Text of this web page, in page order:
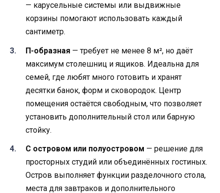
— карусельные системы или выдвижные
корзины помогают использовать каждый
сантиметр.
П-образная — требует не менее 8 м², но даёт
максимум столешниц и ящиков. Идеальна для
семей, где любят много готовить и хранят
десятки банок, форм и сковородок. Центр
помещения остаётся свободным, что позволяет
установить дополнительный стол или барную
стойку.
С островом или полуостровом — решение для
просторных студий или объединённых гостиных.
Остров выполняет функции разделочного стола,
места для завтраков и дополнительного